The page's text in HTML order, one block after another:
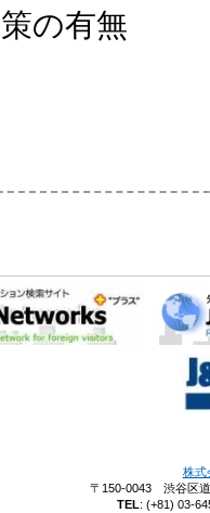
の有無
株式
〒150-0043 渋谷区
TEL: (+81) 03-